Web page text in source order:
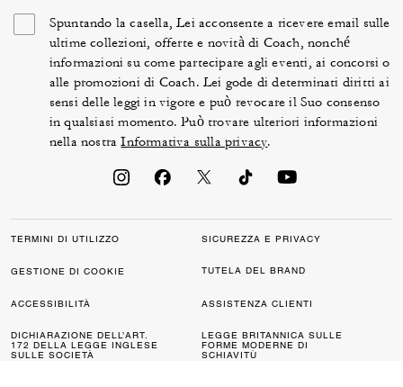
Spuntando la casella, Lei acconsente a ricevere email sulle
ultime collezioni, offerte e novità di Coach, nonché
informazioni su come partecipare agli eventi, ai concorsi o
alle promozioni di Coach. Lei gode di determinati diritti ai
sensi delle leggi in vigore e può revocare il Suo consenso
in qualsiasi momento. Può trovare ulteriori informazioni
nella nostraInformativa sulla privacy.
TERMINI DI UTILIZZO SICUREZZA E PRIVACY
GESTIONE DI COOKIE TUTELA DEL BRAND
ACCESSIBILITÀ ASSISTENZA CLIENTI
DICHIARAZIONE DELL’ART.
172 DELLA LEGGE INGLESE
SULLE SOCIETÀ
LEGGE BRITANNICA SULLE
FORME MODERNE DI
SCHIAVITÙ